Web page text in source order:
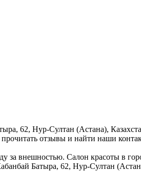
62, Нур-Султан (Астана),
отзывы и найти наши
за внешностью. Салон красоты в
Батыра, 62, Нур-Султан